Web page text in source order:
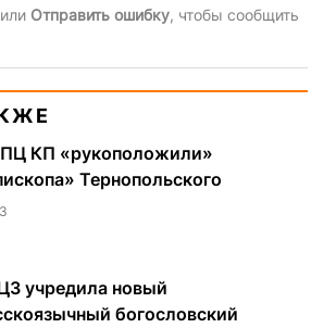
Отправить ошибку, чтобы сообщить
КП «рукоположили»
Тернопольского
учредила новый
богословский